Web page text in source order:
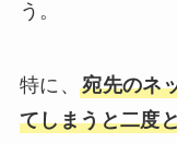
う。
特に、宛先のネ
てしまうと二度